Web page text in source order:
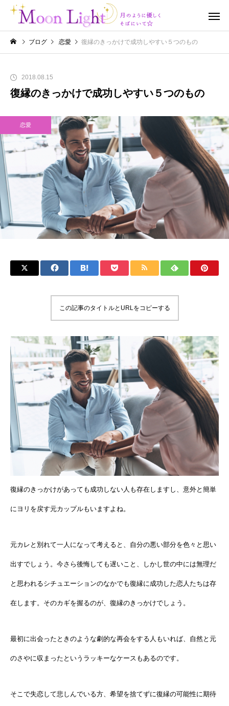
ブログ 恋愛 復縁のきっかけで成功しやすい５つのもの
2018.08.15
復縁のきっかけで成功しやすい５つのもの
恋愛
この記事のタイトルとURLをコピーする
復縁のきっかけがあっても成功しない人も存在しますし、意外と簡単
にヨリを戻す元カップルもいますよね。
元カレと別れて一人になって考えると、自分の悪い部分を色々と思い
出すでしょう。今さら後悔しても遅いこと、しかし世の中には無理だ
と思われるシチュエーションのなかでも復縁に成功した恋人たちは存
在します。そのカギを握るのが、復縁のきっかけでしょう。
最初に出会ったときのような劇的な再会をする人もいれば、自然と元
のさやに収まったというラッキーなケースもあるのです。
そこで失恋して悲しんでいる方、希望を捨てずに復縁の可能性に期待